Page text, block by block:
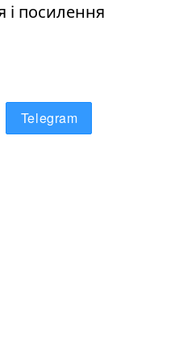
і посилення
Telegram